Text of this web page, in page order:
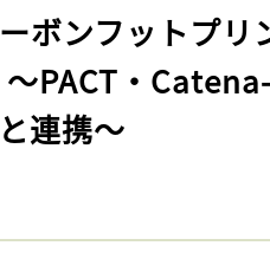
ボンフットプリ
PACT・
連携〜